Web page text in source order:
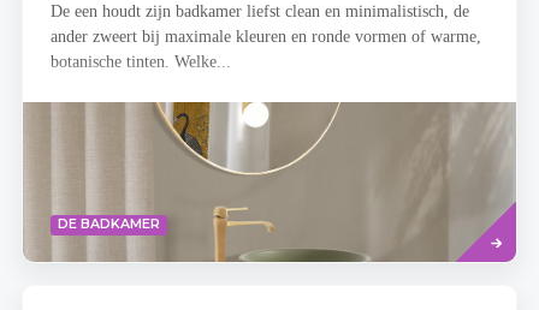
De een houdt zijn badkamer liefst clean en minimalistisch, de
ander zweert bij maximale kleuren en ronde vormen of warme,
botanische tinten. Welke...
DE BADKAMER
more